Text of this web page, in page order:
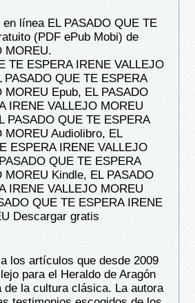
línea EL PASADO QUE TE
(PDF ePub Mobi) de
MOREU.
TE ESPERA IRENE VALLEJO
PASADO QUE TE ESPERA
MOREU Epub, EL PASADO
IRENE VALLEJO MOREU
PASADO QUE TE ESPERA
MOREU Audiolibro, EL
ESPERA IRENE VALLEJO
QUE TE ESPERA
MOREU Kindle, EL PASADO
IRENE VALLEJO MOREU
QUE TE ESPERA IRENE
Descargar gratis
los artículos que desde 2009
para el Heraldo de Aragón
de la cultura clásica. La autora